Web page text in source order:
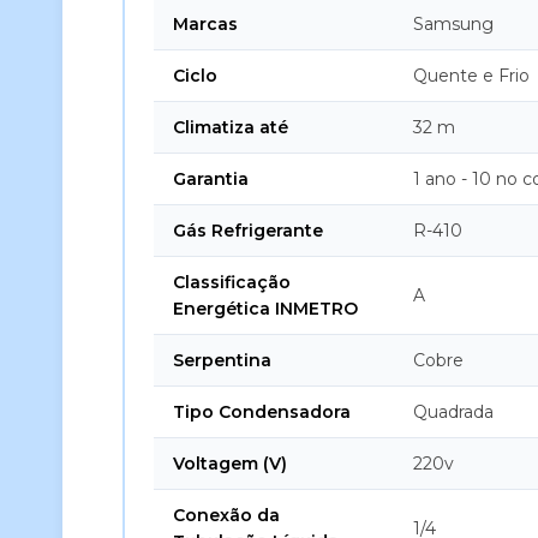
Marcas Samsung
Ciclo Quente e Frio
Climatiza até 32 m
Garantia 1 ano - 10 no
Gás Refrigerante R-410
Classificação
Energética INMETRO
A
Serpentina Cobre
Tipo Condensadora Quadrada
Voltagem (V) 220v
Conexão da
1/4